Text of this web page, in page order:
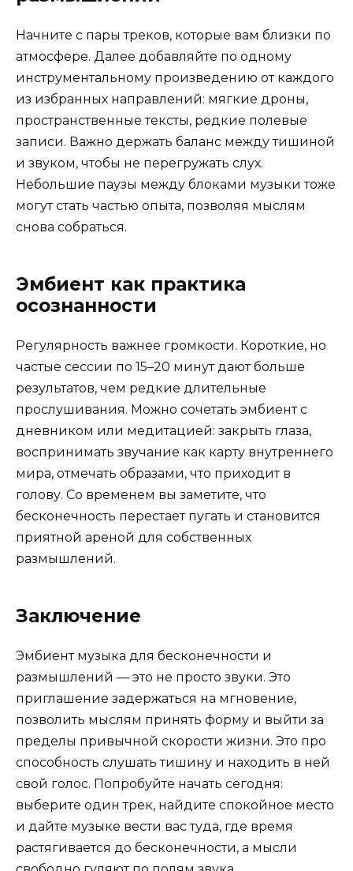
Начните с пары треков, которые вам близки по
атмосфере. Далее добавляйте по одному
инструментальному произведению от каждого
из избранных направлений: мягкие дроны,
пространственные тексты, редкие полевые
записи. Важно держать баланс между тишиной
и звуком, чтобы не перегружать слух.
Небольшие паузы между блоками музыки тоже
могут стать частью опыта, позволяя мыслям
снова собраться.
Эмбиент как практика
осознанности
Регулярность важнее громкости. Короткие, но
частые сессии по 15–20 минут дают больше
результатов, чем редкие длительные
прослушивания. Можно сочетать эмбиент с
дневником или медитацией: закрыть глаза,
воспринимать звучание как карту внутреннего
мира, отмечать образами, что приходит в
голову. Со временем вы заметите, что
бесконечность перестает пугать и становится
приятной ареной для собственных
размышлений.
Заключение
Эмбиент музыка для бесконечности и
размышлений — это не просто звуки. Это
приглашение задержаться на мгновение,
позволить мыслям принять форму и выйти за
пределы привычной скорости жизни. Это про
способность слушать тишину и находить в ней
свой голос. Попробуйте начать сегодня:
выберите один трек, найдите спокойное место
и дайте музыке вести вас туда, где время
растягивается до бесконечности, а мысли